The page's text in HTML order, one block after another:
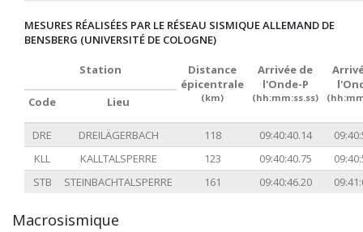
MESURES RÉALISÉES PAR LE RÉSEAU SISMIQUE ALLEMAND DE
BENSBERG (UNIVERSITÉ DE COLOGNE)
Station
Distance
épicentrale
(km)
Arrivée de
l'Onde-P
(hh:mm:ss.ss)
Code Lieu
DRE DREILÄGERBACH 118 09:40:40.14
KLL
KALLTALSPERRE 123 09:40:40.75
STB
STEINBACHTALSPERRE 161 09:40:46.20
Macrosismique